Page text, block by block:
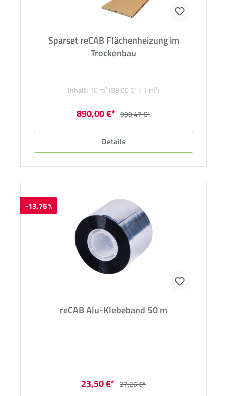
Sparset reCAB Flächenheizung im
Trockenbau
Inhalt: 10 m² (89,00 €* / 1 m²)
890,00 €* 990,47 €*
Details
-13.76 %
reCAB Alu-Klebeband 50 m
23,50 €* 27,25 €*